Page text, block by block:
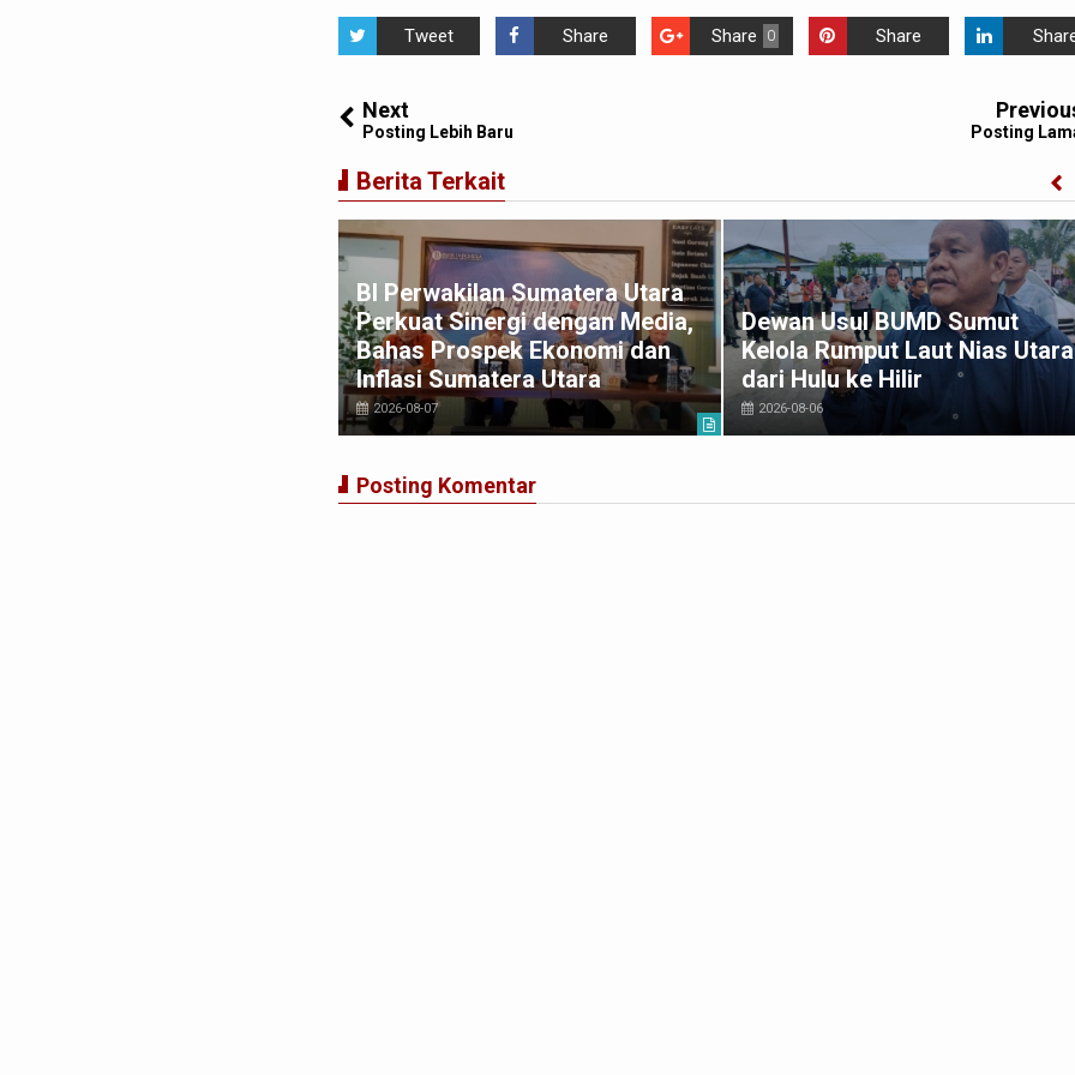
Tweet Share 0
Share Share
Next
Posting Lebih Baru Posting
Berita Terkait
BI Perwakilan Sumatera Utara
Perkuat Sinergi dengan Media,
Bahas Prospek Ekonomi dan
Inflasi Sumatera Utara
2026-08-07
Dewan Usul BUMD Sumut
Kelola Rumput Laut Nias Utara
dari Hulu ke Hilir
2026-08-06
Posting Komentar